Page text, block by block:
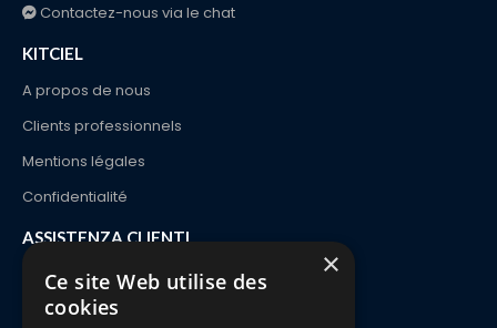
Contactez-nous via le chat
KITCIEL
A propos de nous
Clients professionnels
Mentions légales
Confidentialité
ASSISTENZA CLIENTI
Contatto
Ordine e consegna
×
Ce site Web utilise des
cookies